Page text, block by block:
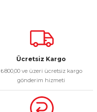
Ücretsiz Kargo
₺800,00 ve üzeri ücretsiz kargo
gönderim hizmeti